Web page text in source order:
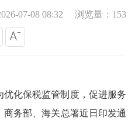
07-08 08:32 浏览量：153
优化保税监管制度，促进服务
务部、海关总署近日印发通